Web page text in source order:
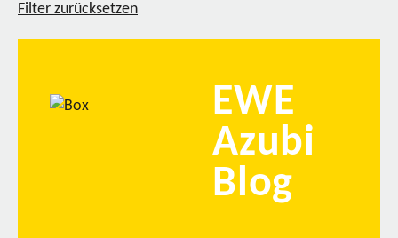
Filter zurücksetzen
EWE
Azubi
Blog